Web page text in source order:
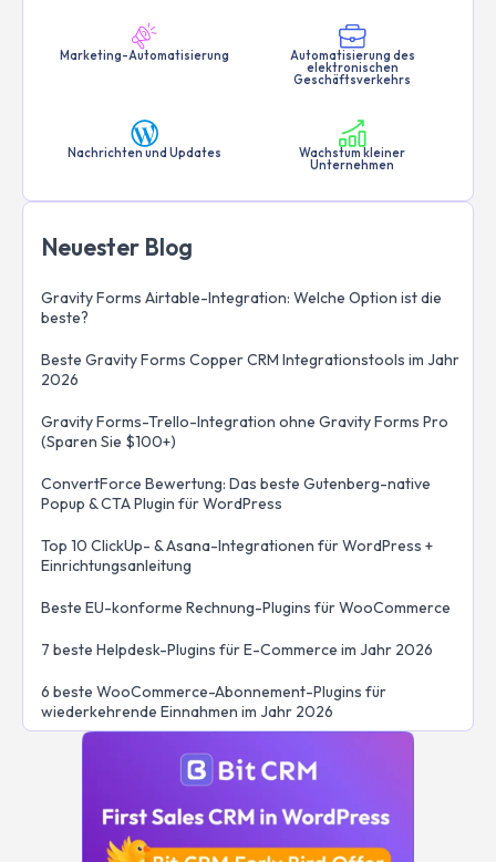
Marketing-Automatisierung Automatisierung des
elektronischen
Geschäftsverkehrs
Nachrichten und Updates Wachstum kleiner
Unternehmen
Neuester Blog
Gravity Forms Airtable-Integration: Welche Option ist die
beste?
Beste Gravity Forms Copper CRM Integrationstools im Jahr
2026
Gravity Forms-Trello-Integration ohne Gravity Forms Pro
(Sparen Sie $100+)
ConvertForce Bewertung: Das beste Gutenberg-native
Popup & CTA Plugin für WordPress
Top 10 ClickUp- & Asana-Integrationen für WordPress +
Einrichtungsanleitung
Beste EU-konforme Rechnung-Plugins für WooCommerce
7 beste Helpdesk-Plugins für E-Commerce im Jahr 2026
6 beste WooCommerce-Abonnement-Plugins für
wiederkehrende Einnahmen im Jahr 2026